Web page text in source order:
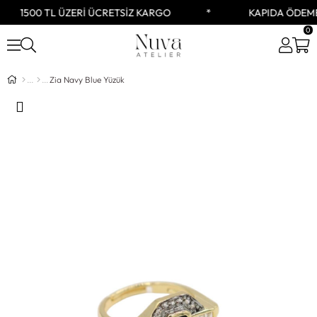
1500 TL ÜZERİ ÜCRETSİZ KARGO KAPIDA
0
Zia Navy Blue Yüzük